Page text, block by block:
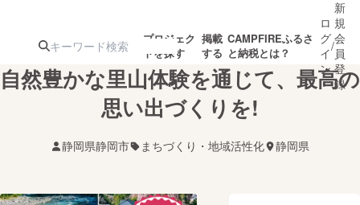
プロジェク
トを探す
ターン
注目の新着プロ
ジェクト
募集終了が近いプ
ロジェクト
されます
掲載
する
CAMPFIREふるさ
と納税とは？
ロ
グ
イ
ン
/
新
規
会
員
登
録
自然豊かな里山体験を通じて、最高の
思い出づくりを!
静岡県静岡市 まちづくり・地域活性化 静岡県